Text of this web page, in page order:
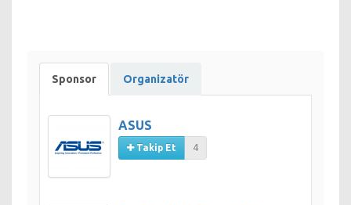
Hakem değerlendirmelerinin yazarlara geri bildirimi:
Kasım 2013
son gün:15 Kasım 2013
Sponsor Organizatör
ASUS
Takip Et 4